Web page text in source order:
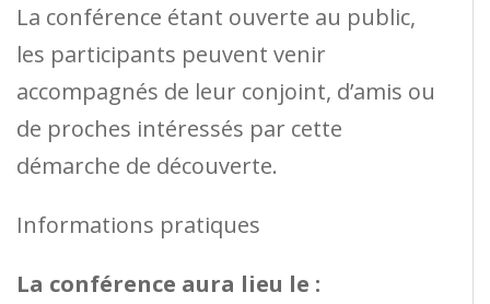
La conférence étant ouverte au public,
les participants peuvent venir
accompagnés de leur conjoint, d’amis ou
de proches intéressés par cette
démarche de découverte.
Informations pratiques
La conférence aura lieu le :